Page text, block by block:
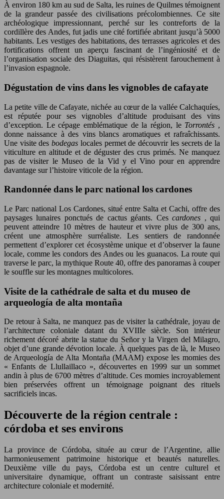
À environ 180 km au sud de Salta, les ruines de Quilmes témoignent
de la grandeur passée des civilisations précolombiennes. Ce site
archéologique impressionnant, perché sur les contreforts de la
cordillère des Andes, fut jadis une cité fortifiée abritant jusqu’à 5000
habitants. Les vestiges des habitations, des terrasses agricoles et des
fortifications offrent un aperçu fascinant de l’ingéniosité et de
l’organisation sociale des Diaguitas, qui résistèrent farouchement à
l’invasion espagnole.
Dégustation de vins dans les vignobles de cafayate
La petite ville de Cafayate, nichée au cœur de la vallée Calchaquíes,
est réputée pour ses vignobles d’altitude produisant des vins
d’exception. Le cépage emblématique de la région, le Torrontés ,
donne naissance à des vins blancs aromatiques et rafraîchissants.
Une visite desbodegas locales permet de découvrir les secrets de la
viticulture en altitude et de déguster des crus primés. Ne manquez
pas de visiter le Museo de la Vid y el Vino pour en apprendre
davantage sur l’histoire viticole de la région.
Randonnée dans le parc national los cardones
Le Parc national Los Cardones, situé entre Salta et Cachi, offre des
paysages lunaires ponctués de cactus géants. Cescardones , qui
peuvent atteindre 10 mètres de hauteur et vivre plus de 300 ans,
créent une atmosphère surréaliste. Les sentiers de randonnée
permettent d’explorer cet écosystème unique et d’observer la faune
locale, comme les condors des Andes ou les guanacos. La route qui
traverse le parc, la mythique Route 40, offre des panoramas à couper
le souffle sur les montagnes multicolores.
Visite de la cathédrale de salta et du museo de
arqueología de alta montaña
De retour à Salta, ne manquez pas de visiter la cathédrale, joyau de
l’architecture coloniale datant du XVIIIe siècle. Son intérieur
richement décoré abrite la statue du Señor y la Virgen del Milagro,
objet d’une grande dévotion locale. À quelques pas de là, le Museo
de Arqueología de Alta Montaña (MAAM) expose les momies des
« Enfants de Llullaillaco », découvertes en 1999 sur un sommet
andin à plus de 6700 mètres d’altitude. Ces momies incroyablement
bien préservées offrent un témoignage poignant des rituels
sacrificiels incas.
Découverte de la région centrale :
córdoba et ses environs
La province de Córdoba, située au cœur de l’Argentine, allie
harmonieusement patrimoine historique et beautés naturelles.
Deuxième ville du pays, Córdoba est un centre culturel et
universitaire dynamique, offrant un contraste saisissant entre
architecture coloniale et modernité.